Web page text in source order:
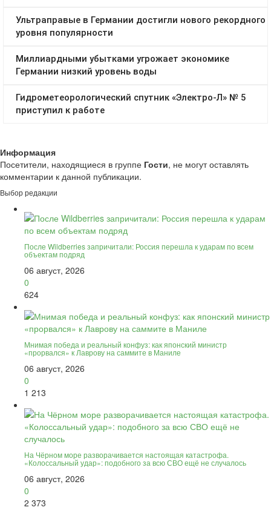
Информация
Посетители, находящиеся в группе Гости, не могут оставлять
комментарии к данной публикации.
Выбор редакции
После Wildberries запричитали: Россия перешла к ударам по всем
объектам подряд
06 август, 2026
0
624
Мнимая победа и реальный конфуз: как японский министр
«прорвался» к Лаврову на саммите в Маниле
06 август, 2026
0
1 213
На Чёрном море разворачивается настоящая катастрофа.
«Колоссальный удар»: подобного за всю СВО ещё не случалось
06 август, 2026
0
2 373